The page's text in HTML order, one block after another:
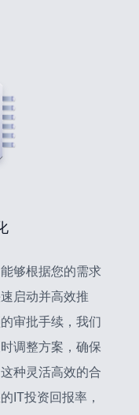
够根据您的需求
启动并高效推
审批手续，我们
调整方案，确保
种灵活高效的合
IT投资回报率，